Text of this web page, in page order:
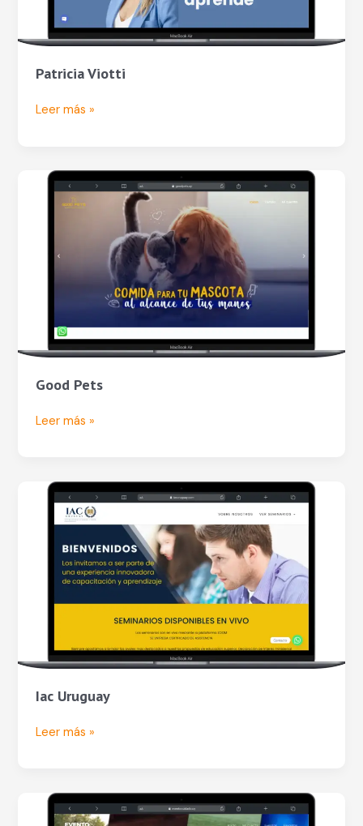
Patricia Viotti
Leer más »
Good Pets
Good
Pets
Leer más »
Iac Uruguay
Iac
Uruguay
Leer más »
Evento
Cuidado